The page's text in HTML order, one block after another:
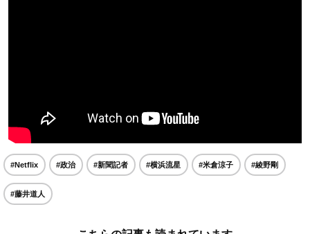
#Netflix #政治 #新聞記者 #横浜流星 #米倉涼子 #綾野剛
#藤井道人